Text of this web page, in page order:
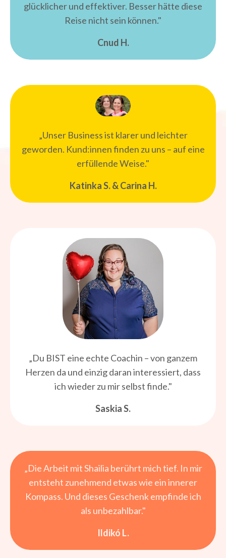
glücklicher und effektiver. Besser hätte diese
Reise nicht sein können."
Cnud H.
„Unser Business ist klarer und leichter
geworden. Kund:innen finden zu uns – auf eine
erfüllende Weise."
Katinka S. & Carina H.
„Du BIST eine echte Coachin – von ganzem
Herzen da und einzig daran interessiert, dass
ich wieder zu mir selbst finde."
Saskia S.
„Die Arbeit mit Shailia berührt mich tief. In mir
entsteht zunehmend etwas wie ein innerer
Kompass. Und dieses Geschenk empfinde ich
als unbezahlbar."
Ildikó L.